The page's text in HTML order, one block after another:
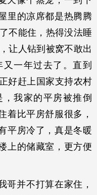
里的凉席都是热腾腾
不能住，热得没法睡
让人钻到被窝不敢出
一年过去了。直到
好赶上国家支持农村
我家的平房被推倒
着比平房舒服很多，
平房冷了，真是冬暖
上的储藏室，更方便
哥并不打算在家住，